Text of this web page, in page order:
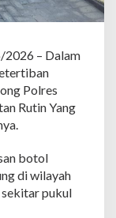
2026 – Dalam
Polres
Rutin Yang
botol
di wilayah
sekitar pukul